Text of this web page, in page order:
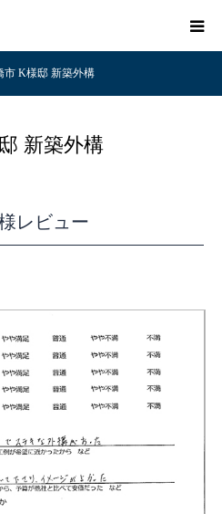
市 K様邸 新築外構
新築外構
レビュー